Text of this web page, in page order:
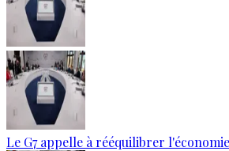
Le G7 appelle à rééquilibrer